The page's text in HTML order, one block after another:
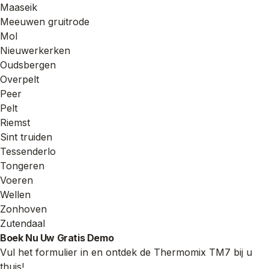
Maaseik
Meeuwen gruitrode
Mol
Nieuwerkerken
Oudsbergen
Overpelt
Peer
Pelt
Riemst
Sint truiden
Tessenderlo
Tongeren
Voeren
Wellen
Zonhoven
Zutendaal
Boek Nu Uw Gratis Demo
Vul het formulier in en ontdek de Thermomix TM7 bij u
thuis!